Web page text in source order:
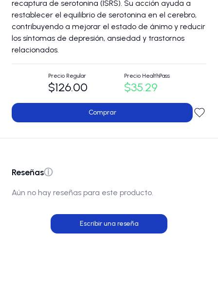
recaptura de serotonina (ISRS). Su acción ayuda a
restablecer el equilibrio de serotonina en el cerebro,
contribuyendo a mejorar el estado de ánimo y reducir
los síntomas de depresión, ansiedad y trastornos
relacionados.
Precio Regular
$126.00
Precio HealthPass
$35.29
Comprar
Reseñasⓘ
Aún no hay reseñas para este producto.
Escribir una reseña